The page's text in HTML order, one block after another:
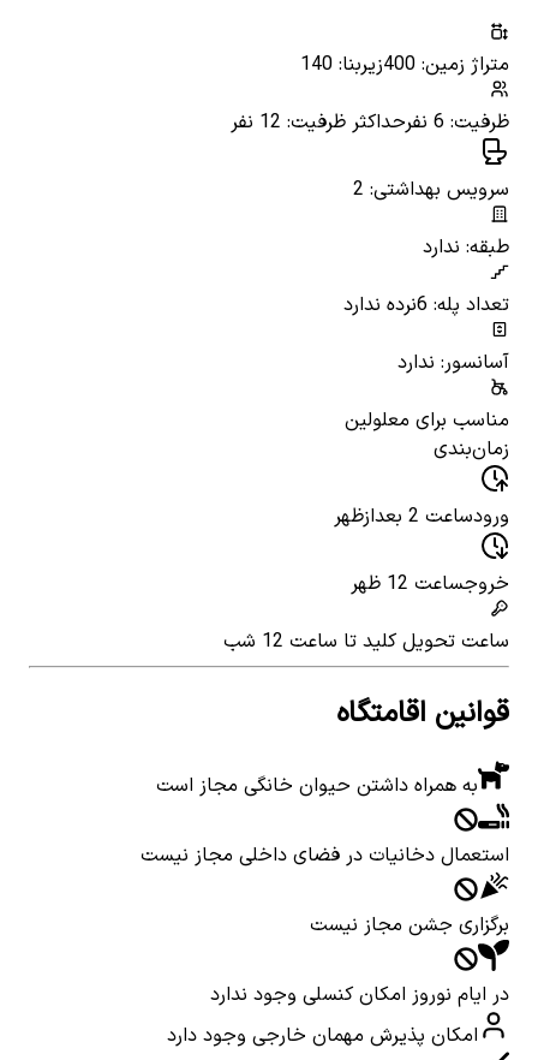
متراژ زمین: 400
زیربنا: 140
ظرفیت: 6 نفر
حداکثر ظرفیت: 12 نفر
سرویس بهداشتی: 2
طبقه: ندارد
تعداد پله: 6
نرده ندارد
آسانسور: ندارد
مناسب برای معلولین
زمان‌بندی
ورودساعت 2 بعدازظهر
خروجساعت 12 ظهر
ساعت تحویل کلید تا ساعت 12 شب
قوانین اقامتگاه
به همراه داشتن حیوان خانگی مجاز است
استعمال دخانیات در فضای داخلی مجاز نیست
برگزاری جشن مجاز نیست
در ایام نوروز امکان کنسلی وجود ندارد
امکان پذیرش مهمان خارجی وجود دارد